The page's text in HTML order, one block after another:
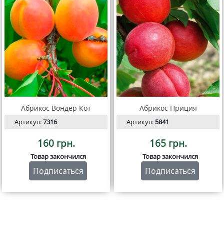
Абрикос Вондер Кот
Артикул:7316
160 грн.
Товар закончился
Подписаться
Абрикос Приция
Артикул:5841
165 грн.
Товар закончился
Подписаться